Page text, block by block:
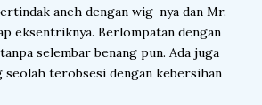
aneh dengan wig-nya dan Mr.
eksentriknya. Berlompatan dengan
selembar benang pun. Ada juga
seolah terobsesi dengan kebersihan